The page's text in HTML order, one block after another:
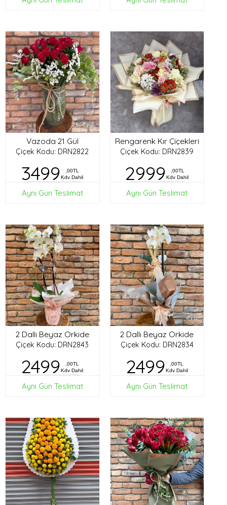
Vazoda 21 Gül
Çiçek Kodu: DRN2822
3499
,00TL
Kdv Dahil
Aynı Gün Teslimat
Rengarenk Kır Çiçekleri
Çiçek Kodu: DRN2839
2999
,00TL
Kdv Dahil
Aynı Gün Teslimat
2 Dallı Beyaz Orkide
Çiçek Kodu: DRN2843
2499
,00TL
Kdv Dahil
Aynı Gün Teslimat
2 Dallı Beyaz Orkide
Çiçek Kodu: DRN2834
2499
,00TL
Kdv Dahil
Aynı Gün Teslimat